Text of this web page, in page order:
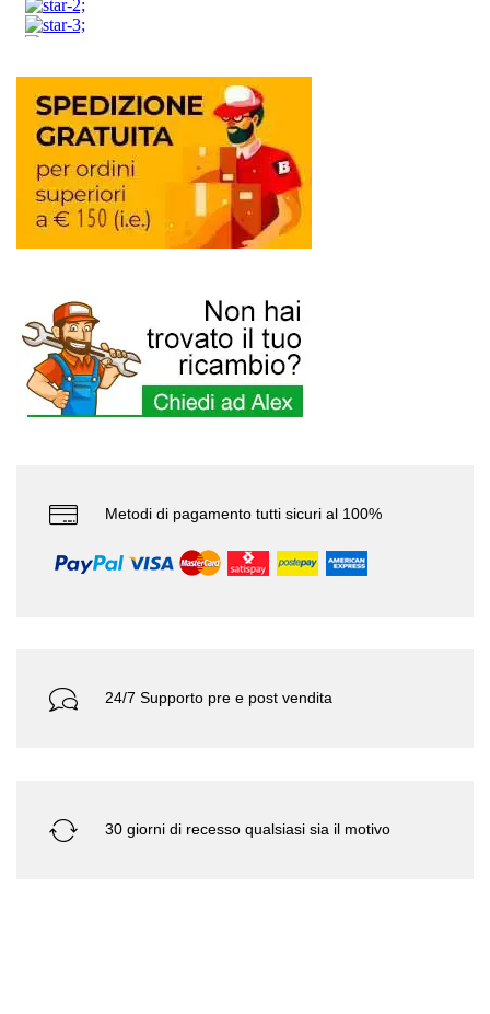
Metodi di pagamento tutti sicuri al 100%
24/7 Supporto pre e post vendita
30 giorni di recesso qualsiasi sia il motivo